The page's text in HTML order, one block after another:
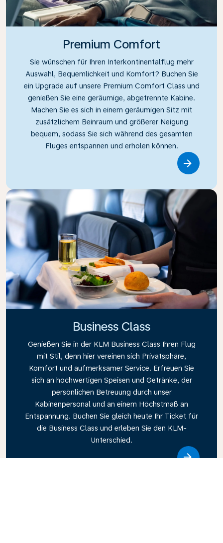
Premium Comfort
Sie wünschen für Ihren Interkontinentalflug mehr
Auswahl, Bequemlichkeit und Komfort? Buchen Sie
ein Upgrade auf unsere Premium Comfort Class und
genießen Sie eine geräumige, abgetrennte Kabine.
Machen Sie es sich in einem geräumigen Sitz mit
zusätzlichem Beinraum und größerer Neigung
bequem, sodass Sie sich während des gesamten
Fluges entspannen und erholen können.
Business Class
Genießen Sie in der KLM Business Class Ihren Flug
mit Stil, denn hier vereinen sich Privatsphäre,
Komfort und aufmerksamer Service. Erfreuen Sie
sich an hochwertigen Speisen und Getränke, der
persönlichen Betreuung durch unser
Kabinenpersonal und an einem Höchstmaß an
Entspannung. Buchen Sie gleich heute Ihr Ticket für
die Business Class und erleben Sie den KLM-
Unterschied.